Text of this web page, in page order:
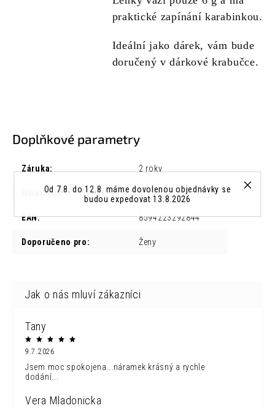
Od 7.8. do 12.8. máme dovolenou objednávky se
budou expedovat 13.8.2026
praktické zapínání karabinkou.
Ideální jako dárek, vám bude
doručený v dárkové krabučce.
Doplňkové parametry
Záruka: 2 roky
Hmotnost : 0.05 kg
EAN: 8594223292844
Doporučeno pro: Ženy
Tany
9.7.2026
Jsem moc spokojena...náramek krásný a rychle
dodání...
Vera Mladonicka